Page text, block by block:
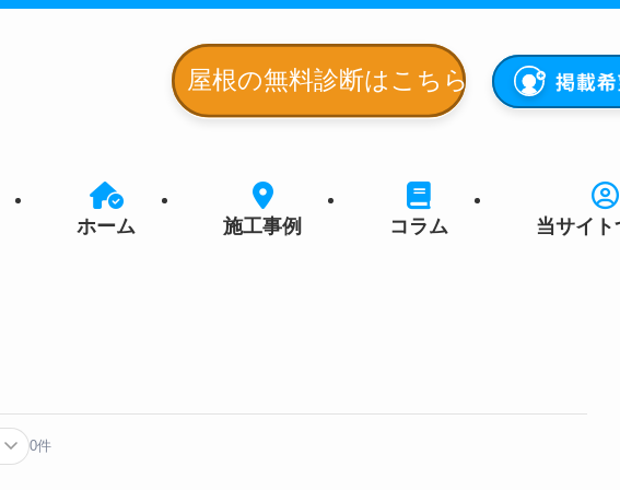
ホーム 施工事例 コラム 当サイト
0件